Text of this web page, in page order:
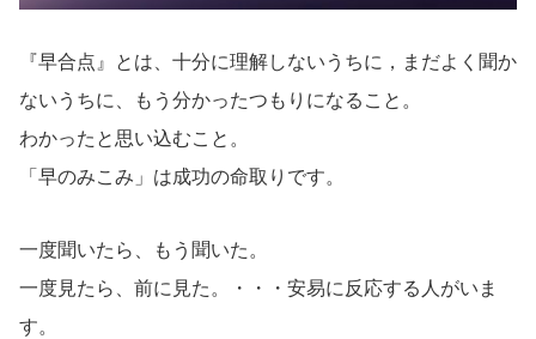
『早合点』とは、十分に理解しないうちに，まだよく聞か
ないうちに、もう分かったつもりになること。
わかったと思い込むこと。
「早のみこみ」は成功の命取りです。
一度聞いたら、もう聞いた。
一度見たら、前に見た。・・・安易に反応する人がいま
す。